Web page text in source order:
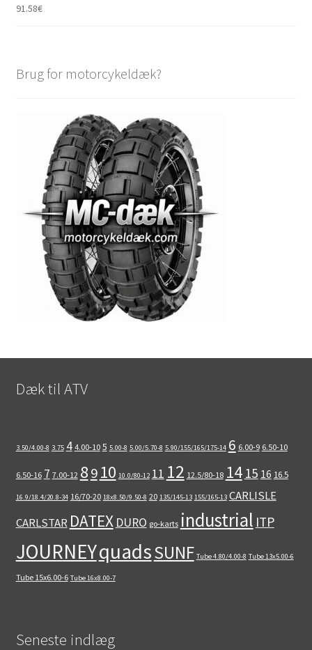
91.58€
Brug for motorcykeldæk?
Dæk til ATV
3.50/4.00-8 3.75 4 4.00-10 5 5.00-8 5.00/5.70-8 5.90/155/165/175-14 6 6.00-9 6.50-10
6.50-16 7 7.00-12 89 10 10.0/80-12 11 12 12.5/80-18 14 15 16 16.5
16.9/18.4/20.8-34 16/70-20 18x8.50/9.50-8 20 135/145-13 155/165-13 CARLISLE
CARLSTAR DATEX DURO go-karts industrial ITP
JOURNEYquadsSUNF Tube 4.80/4.00-8 Tube 13x5.00-6
Tube 15x6.00-6 Tube 16x8.00-7
Seneste indlæg